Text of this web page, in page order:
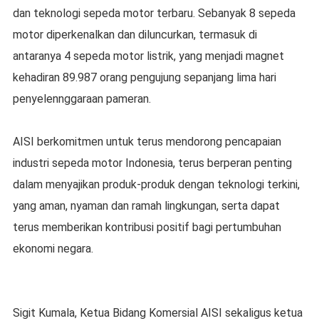
dan teknologi sepeda motor terbaru. Sebanyak 8 sepeda
motor diperkenalkan dan diluncurkan, termasuk di
antaranya 4 sepeda motor listrik, yang menjadi magnet
kehadiran 89.987 orang pengujung sepanjang lima hari
penyelennggaraan pameran.
AISI berkomitmen untuk terus mendorong pencapaian
industri sepeda motor Indonesia, terus berperan penting
dalam menyajikan produk-produk dengan teknologi terkini,
yang aman, nyaman dan ramah lingkungan, serta dapat
terus memberikan kontribusi positif bagi pertumbuhan
ekonomi negara.
Sigit Kumala, Ketua Bidang Komersial AISI sekaligus ketua